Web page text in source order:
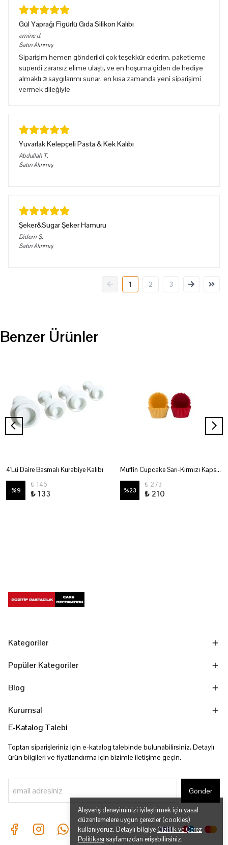
Alışveriş deneyiminizi iyileştirmek için yasal
düzenlemelere uygun çerezler (cookies)
kullanıyoruz. Detaylı bilgiye Gizlilik ve Çerez
Politikası sayfamızdan erişebilirsiniz.
Gül Yaprağı Figürlü Gıda Silikon Kalıbı
emine d.
Satın Alınmış
Siparişim hemen gönderildi çok teşekkür ederim, paketleme
süperdi zararsız elime ulaştı, ve en hoşuma giden de hediye
almaktı☺️saygılarımı sunar, en kısa zamanda yeni siparişimi
vermek dileğiyle
Yuvarlak Kelepçeli Pasta & Kek Kalıbı
Abdullah T.
Satın Alınmış
Şeker&Sugar Şeker Hamuru
Didem Ş.
Satın Alınmış
1 2 3
Benzer Ürünler
4'Lü Daire Basmalı Kurabiye Kalıbı
%9
₺ 146
₺ 133
Muffin Cupcake Sarı-Kırmızı Kapsül No:4
%23
₺ 273
₺ 210
Kategoriler
Popüler Kategoriler
Blog
Kurumsal
E-Katalog Talebi
Toptan siparişleriniz için e-katalog talebinde bulunabilirsiniz. Detaylı
ürün bilgileri ve fiyatlandırma için bizimle iletişime geçin.
Gönder